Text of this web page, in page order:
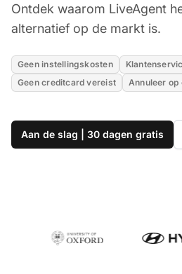
Ontdek waarom LiveAgent
alternatief op de markt is.
Geen instellingskosten
Geen creditcard vereist
Annuleer op
Aan de slag | 30 dagen gratis